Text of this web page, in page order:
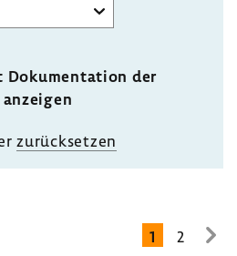
Dokumentation der
zurück­setzen
1 2
zur